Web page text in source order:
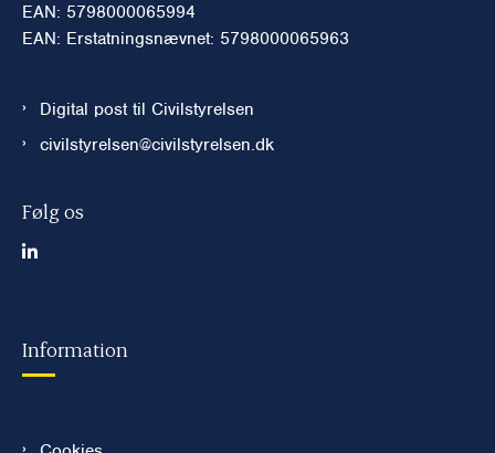
EAN: 5798000065994
EAN: Erstatningsnævnet: 5798000065963
Digital post til Civilstyrelsen
civilstyrelsen@civilstyrelsen.dk
Følg os
Information